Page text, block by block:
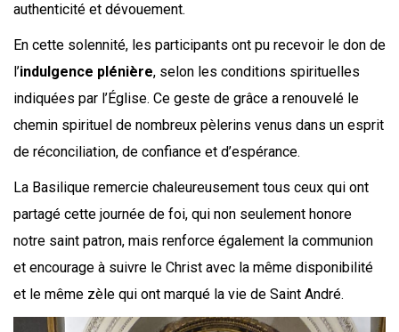
authenticité et dévouement.
En cette solennité, les participants ont pu recevoir le don de
l’indulgence plénière, selon les conditions spirituelles
indiquées par l’Église. Ce geste de grâce a renouvelé le
chemin spirituel de nombreux pèlerins venus dans un esprit
de réconciliation, de confiance et d’espérance.
La Basilique remercie chaleureusement tous ceux qui ont
partagé cette journée de foi, qui non seulement honore
notre saint patron, mais renforce également la communion
et encourage à suivre le Christ avec la même disponibilité
et le même zèle qui ont marqué la vie de Saint André.